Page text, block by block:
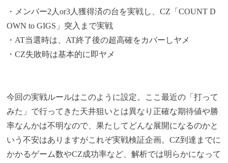
・メンバー2人or3人獲得済の台を実戦し、CZ「COUNT D
OWN to GIGS」突入まで実戦
・AT当選時は、AT終了後の超高確をカバーしヤメ
・CZ失敗時は基本的に即ヤメ
今回の実戦ルールはこのように設定。ここ最近の「打って
みた」で行ってきた天井狙いとは異なり正確な期待値や勝
率なんかは不明なので、果たしてどんな展開になるのかと
いう不安はありますがこれぞ実戦検証企画。CZ到達までに
かかるゲーム数やCZ成功率など、解析では明らかになって